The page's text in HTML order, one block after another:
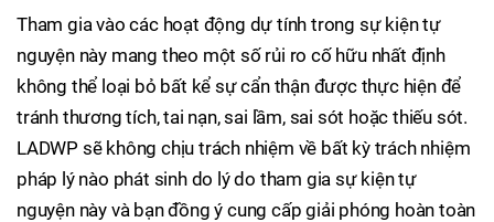
Tham gia vào các hoạt động dự tính trong sự kiện tự
nguyện này mang theo một số rủi ro cố hữu nhất định
không thể loại bỏ bất kể sự cẩn thận được thực hiện để
tránh thương tích, tai nạn, sai lầm, sai sót hoặc thiếu sót.
LADWP sẽ không chịu trách nhiệm về bất kỳ trách nhiệm
pháp lý nào phát sinh do lý do tham gia sự kiện tự
nguyện này và bạn đồng ý cung cấp giải phóng hoàn toàn